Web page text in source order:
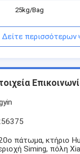
25kg/Bag
Δείτε περισσότερων
πάτωμα, κτήριο
Siming, πόλη